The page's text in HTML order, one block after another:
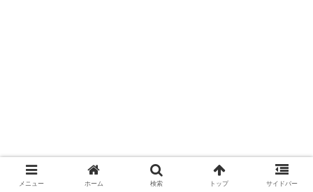
メニュー ホーム 検索 トップ サイドバー